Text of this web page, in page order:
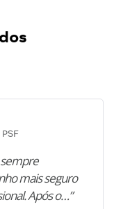
sempre
mais seguro
Após o…”